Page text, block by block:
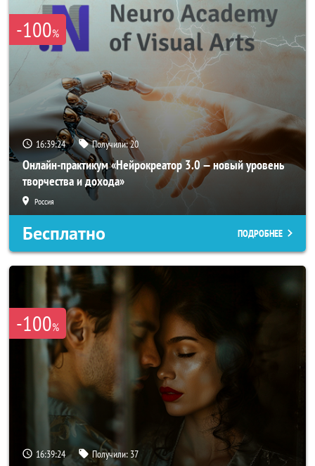
-100%
16:39:21 Получили:20
Онлайн-практикум «Нейрокреатор 3.0 — новый уровень
творчества и дохода»
Россия
Бесплатно ПОДРОБНЕЕ
-100%
16:39:21 Получили: 37